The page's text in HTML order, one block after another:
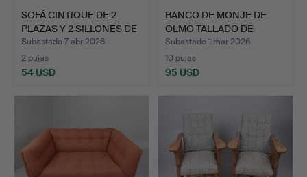
SOFÁ CINTIQUE DE 2
PLAZAS Y 2 SILLONES DE
…
Subastado 7 abr 2026
2 pujas
54 USD
BANCO DE MONJE DE
OLMO TALLADO DE
PRINCIPI…
Subastado 1 mar 2026
10 pujas
95 USD